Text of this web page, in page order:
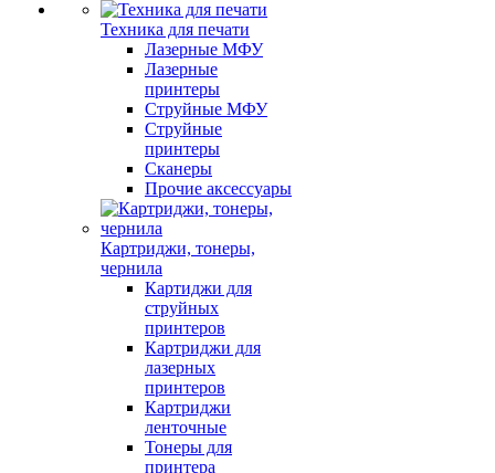
Техника для печати
Лазерные МФУ
Лазерные
принтеры
Струйные МФУ
Струйные
принтеры
Сканеры
Прочие аксессуары
Картриджи, тонеры,
чернила
Картиджи для
струйных
принтеров
Картриджи для
лазерных
принтеров
Картриджи
ленточные
Тонеры для
принтера